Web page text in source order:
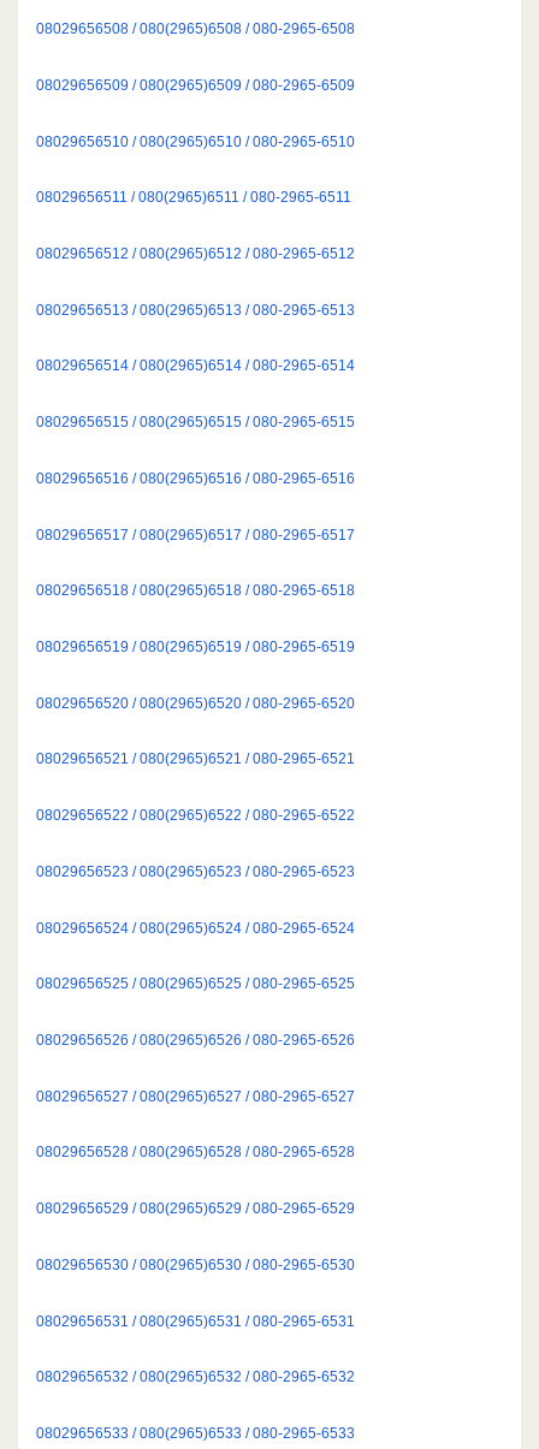
08029656508 / 080(2965)6508 / 080-2965-6508
08029656509 / 080(2965)6509 / 080-2965-6509
08029656510 / 080(2965)6510 / 080-2965-6510
08029656511 / 080(2965)6511 / 080-2965-6511
08029656512 / 080(2965)6512 / 080-2965-6512
08029656513 / 080(2965)6513 / 080-2965-6513
08029656514 / 080(2965)6514 / 080-2965-6514
08029656515 / 080(2965)6515 / 080-2965-6515
08029656516 / 080(2965)6516 / 080-2965-6516
08029656517 / 080(2965)6517 / 080-2965-6517
08029656518 / 080(2965)6518 / 080-2965-6518
08029656519 / 080(2965)6519 / 080-2965-6519
08029656520 / 080(2965)6520 / 080-2965-6520
08029656521 / 080(2965)6521 / 080-2965-6521
08029656522 / 080(2965)6522 / 080-2965-6522
08029656523 / 080(2965)6523 / 080-2965-6523
08029656524 / 080(2965)6524 / 080-2965-6524
08029656525 / 080(2965)6525 / 080-2965-6525
08029656526 / 080(2965)6526 / 080-2965-6526
08029656527 / 080(2965)6527 / 080-2965-6527
08029656528 / 080(2965)6528 / 080-2965-6528
08029656529 / 080(2965)6529 / 080-2965-6529
08029656530 / 080(2965)6530 / 080-2965-6530
08029656531 / 080(2965)6531 / 080-2965-6531
08029656532 / 080(2965)6532 / 080-2965-6532
08029656533 / 080(2965)6533 / 080-2965-6533